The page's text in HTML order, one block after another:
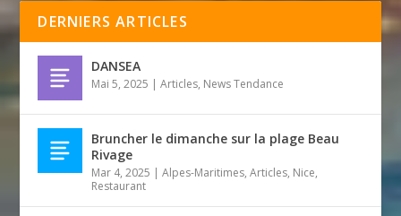
DERNIERS ARTICLES
DANSEA
Mai 5, 2025 |Articles, News Tendance
Bruncher le dimanche sur la plage Beau
Rivage
Mar 4, 2025 |Alpes-Maritimes,Articles, Nice,
Restaurant